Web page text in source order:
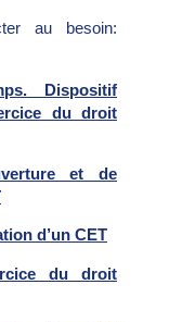
au besoin:
Dispositif
du droit
et de
d’un CET
du droit